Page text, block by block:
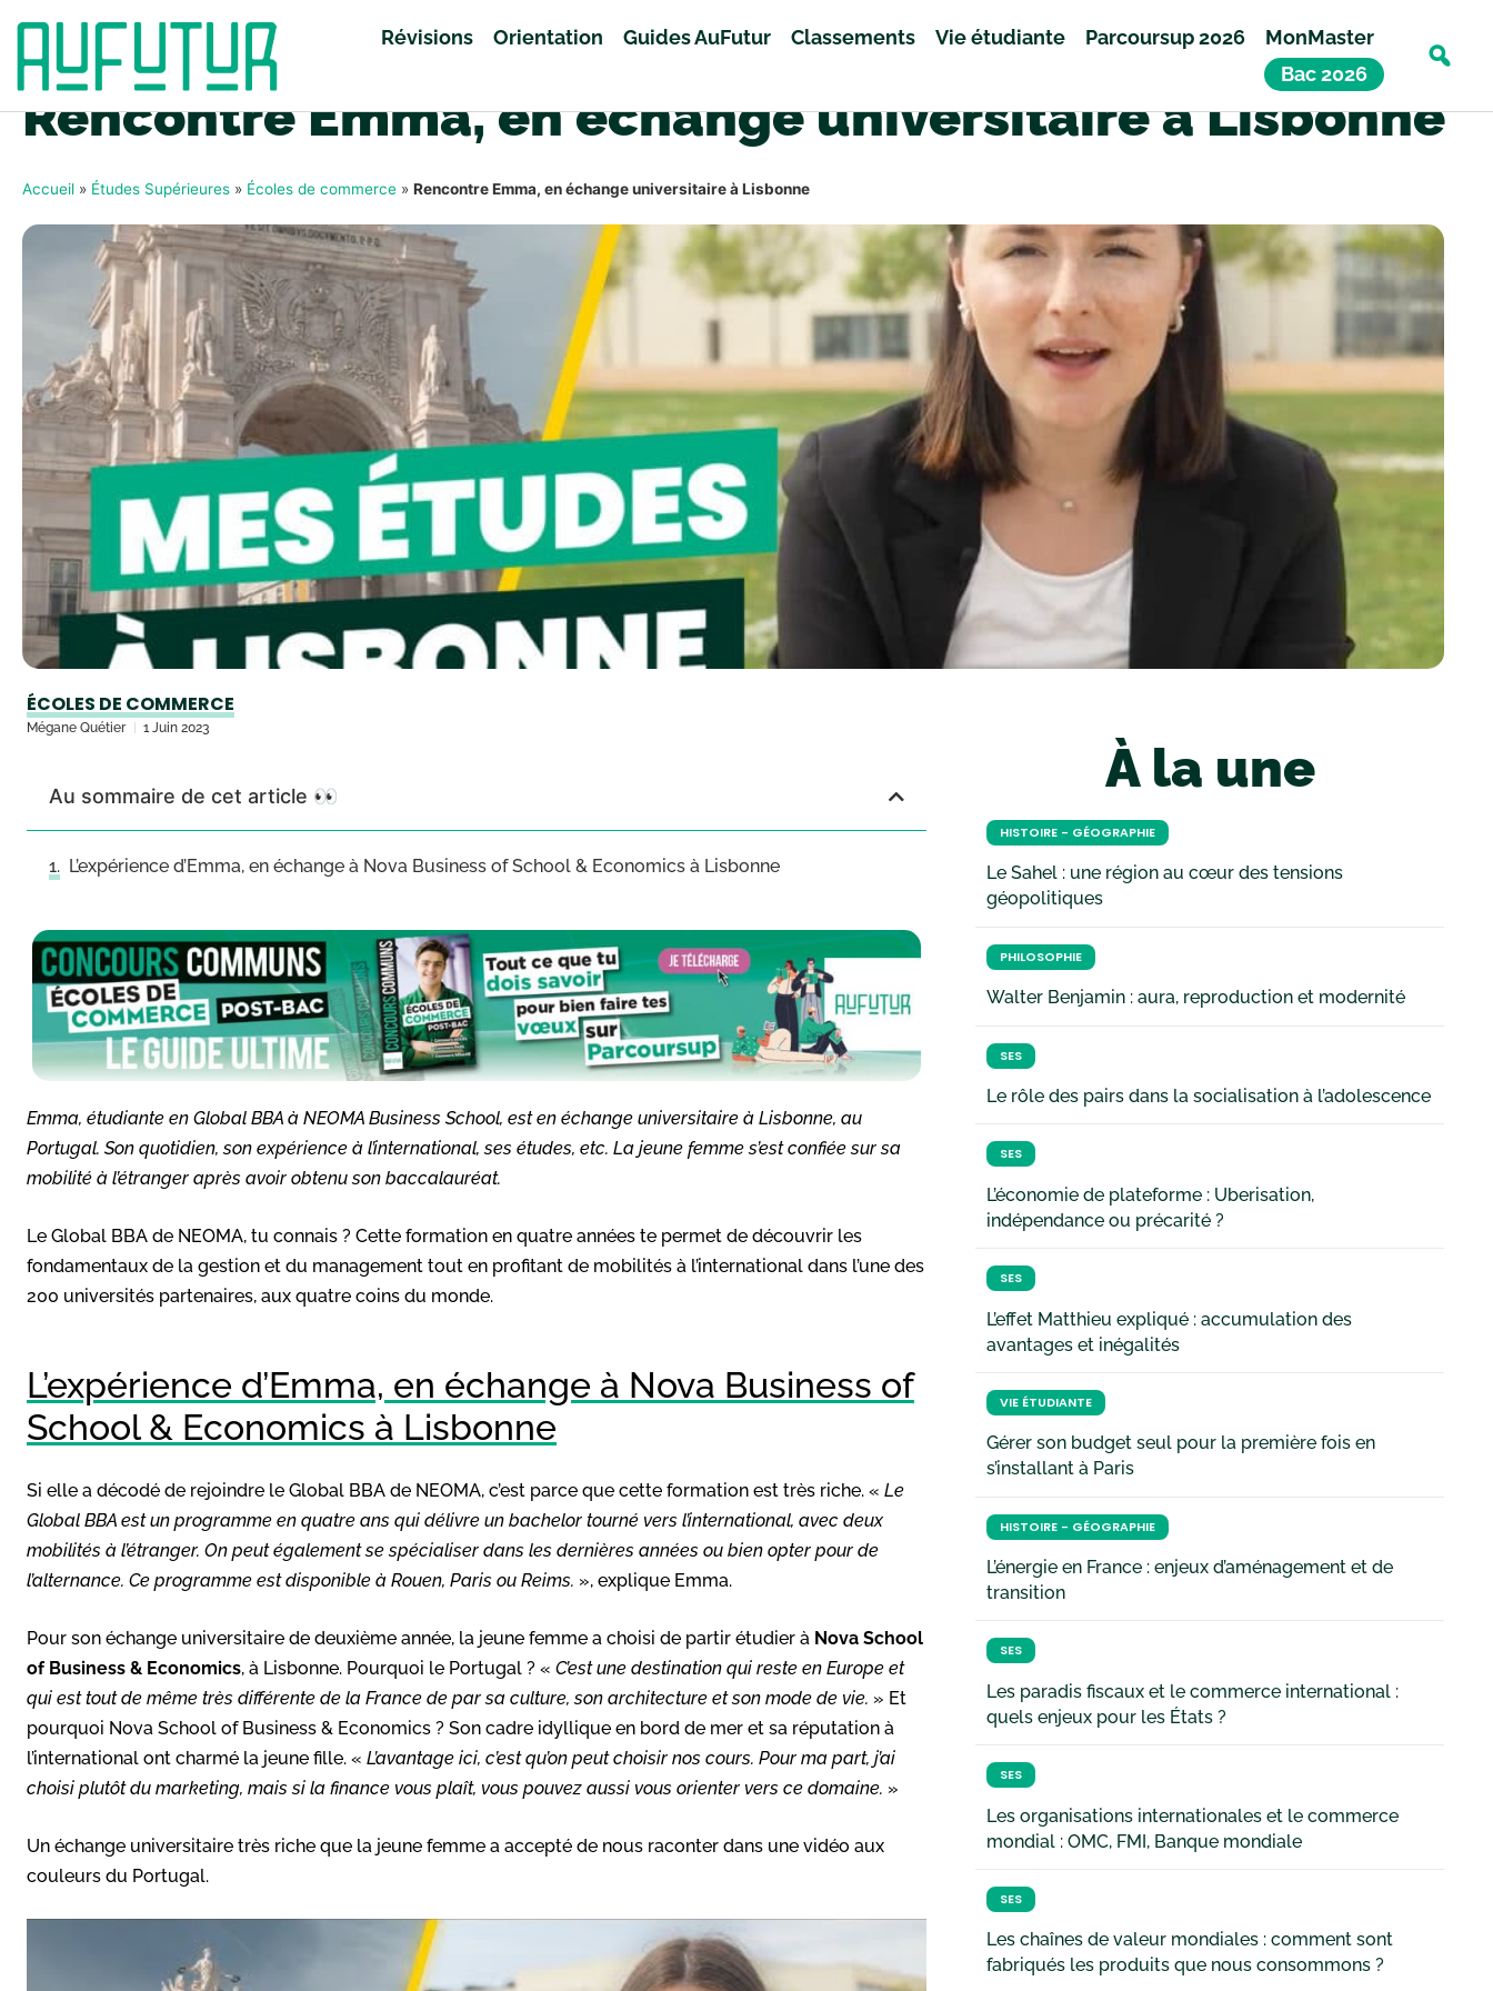
Révisions Orientation Guides AuFutur Classements Vie étudiante Parcoursup 2026
MonMaster
Bac 2026
Rencontre Emma, en échange universitaire à Lisbonne
Accueil » Études Supérieures » Écoles de commerce » Rencontre Emma, en échange universitaire à Lisbonne
ÉCOLES DE COMMERCE
Mégane Quétier 1 Juin 2023
Au sommaire de cet article 👀
L’expérience d’Emma, en échange à Nova Business of School & Economics à Lisbonne
Emma, étudiante en Global BBA à NEOMA Business School, est en échange universitaire à Lisbonne, au
Portugal. Son quotidien, son expérience à l’international, ses études, etc. La jeune femme s’est confiée sur sa
mobilité à l’étranger après avoir obtenu son baccalauréat.
Le Global BBA de NEOMA, tu connais ? Cette formation en quatre années te permet de découvrir les
fondamentaux de la gestion et du management tout en profitant de mobilités à l’international dans l’une des
200 universités partenaires, aux quatre coins du monde.
L’expérience d’Emma, en échange à Nova Business of
School & Economics à Lisbonne
Si elle a décodé de rejoindre le Global BBA de NEOMA, c’est parce que cette formation est très riche. « Le
Global BBA est un programme en quatre ans qui délivre un bachelor tourné vers l’international, avec deux
mobilités à l’étranger. On peut également se spécialiser dans les dernières années ou bien opter pour de
l’alternance. Ce programme est disponible à Rouen, Paris ou Reims. », explique Emma.
Pour son échange universitaire de deuxième année, la jeune femme a choisi de partir étudier à Nova School
of Business & Economics, à Lisbonne. Pourquoi le Portugal ? « C’est une destination qui reste en Europe et
qui est tout de même très différente de la France de par sa culture, son architecture et son mode de vie. » Et
pourquoi Nova School of Business & Economics ? Son cadre idyllique en bord de mer et sa réputation à
l’international ont charmé la jeune fille. « L’avantage ici, c’est qu’on peut choisir nos cours. Pour ma part, j’ai
choisi plutôt du marketing, mais si la finance vous plaît, vous pouvez aussi vous orienter vers ce domaine. »
Un échange universitaire très riche que la jeune femme a accepté de nous raconter dans une vidéo aux
couleurs du Portugal.
À la une
HISTOIRE - GÉOGRAPHIE
Le Sahel : une région au cœur des tensions
géopolitiques
PHILOSOPHIE
Walter Benjamin : aura, reproduction et modernité
SES
Le rôle des pairs dans la socialisation à l’adolescence
SES
L’économie de plateforme : Uberisation,
indépendance ou précarité ?
SES
L’effet Matthieu expliqué : accumulation des
avantages et inégalités
VIE ÉTUDIANTE
Gérer son budget seul pour la première fois en
s’installant à Paris
HISTOIRE - GÉOGRAPHIE
L’énergie en France : enjeux d’aménagement et de
transition
SES
Les paradis fiscaux et le commerce international :
quels enjeux pour les États ?
SES
Les organisations internationales et le commerce
mondial : OMC, FMI, Banque mondiale
SES
Les chaînes de valeur mondiales : comment sont
fabriqués les produits que nous consommons ?